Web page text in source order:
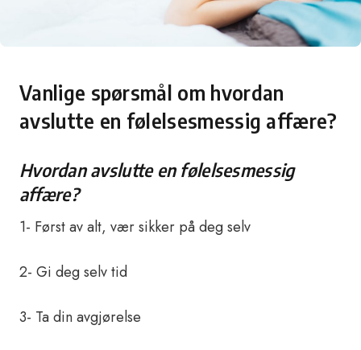
Vanlige spørsmål om hvordan
avslutte en følelsesmessig affære?
Hvordan avslutte en følelsesmessig
affære?
1- Først av alt, vær sikker på deg selv
2- Gi deg selv tid
3- Ta din avgjørelse